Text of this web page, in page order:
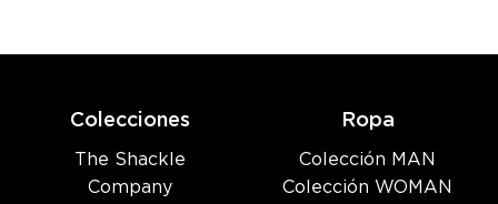
Colecciones
The Shackle
Company
Ropa
Colección MAN
Colección WOMAN